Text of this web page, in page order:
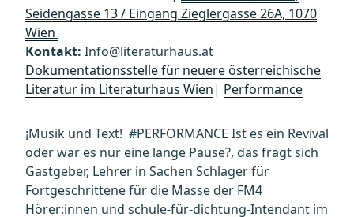
Seidengasse 13 / Eingang Zieglergasse 26A, 1070
Wien
Kontakt: Info@literaturhaus.at
Dokumentationsstelle für neuere österreichische
Literatur im Literaturhaus Wien| Performance
¡Musik und Text! #PERFORMANCE Ist es ein Revival
oder war es nur eine lange Pause?, das fragt sich
Gastgeber, Lehrer in Sachen Schlager für
Fortgeschrittene für die Masse der FM4
Hörer:innen und schule-für-dichtung-Intendant im